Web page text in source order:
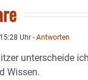
Uhr - Antworten
unterscheide
Wissen.